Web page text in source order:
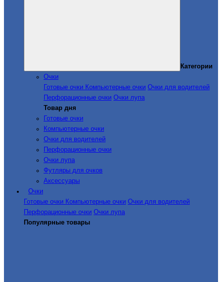
Категории
Очки
Готовые очки Компьютерные очки Очки для водителей
Перфорационные очки Очки лупа
Товар дня
Готовые очки
Компьютерные очки
Очки для водителей
Перфорационные очки
Очки лупа
Футляры для очков
Аксессуары
Очки
Готовые очки Компьютерные очки Очки для водителей
Перфорационные очки Очки лупа
Популярные товары